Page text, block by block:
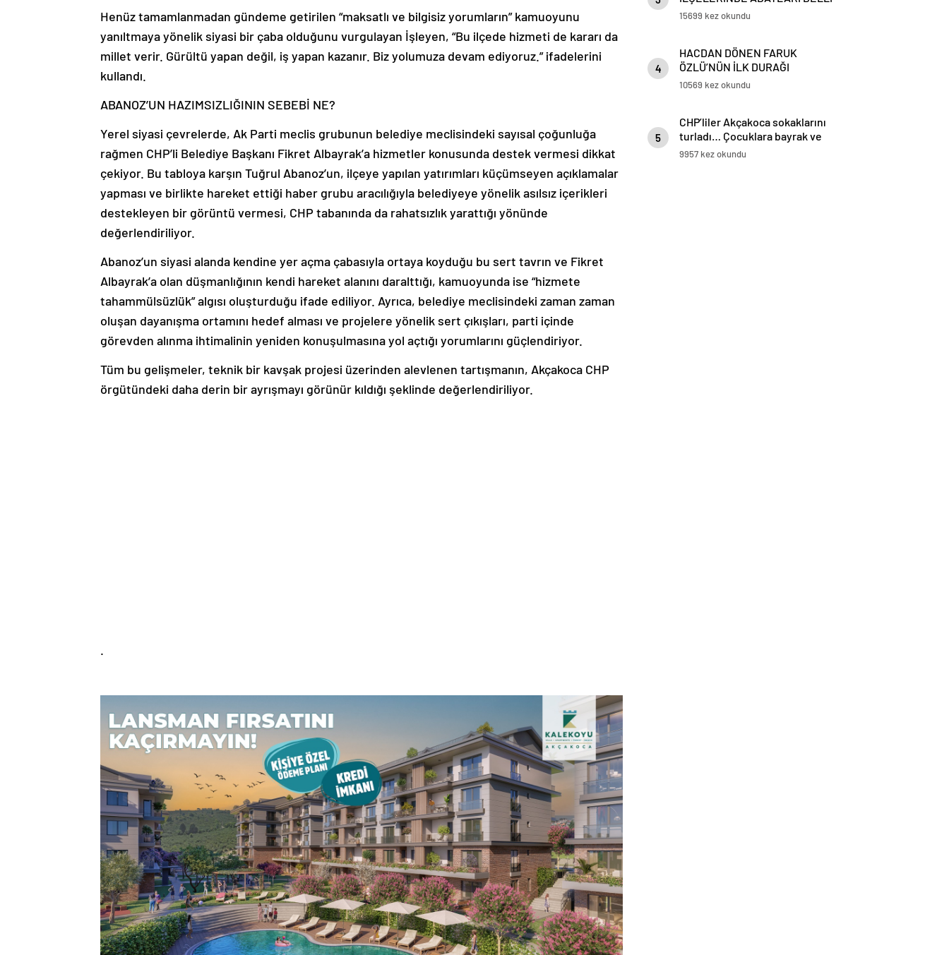
Henüz tamamlanmadan gündeme getirilen “maksatlı ve bilgisiz yorumların” kamuoyunu
yanıltmaya yönelik siyasi bir çaba olduğunu vurgulayan İşleyen, “Bu ilçede hizmeti de kararı da
millet verir. Gürültü yapan değil, iş yapan kazanır. Biz yolumuza devam ediyoruz.” ifadelerini
kullandı.
ABANOZ’UN HAZIMSIZLIĞININ SEBEBİ NE?
Yerel siyasi çevrelerde, Ak Parti meclis grubunun belediye meclisindeki sayısal çoğunluğa
rağmen CHP’li Belediye Başkanı Fikret Albayrak’a hizmetler konusunda destek vermesi dikkat
çekiyor. Bu tabloya karşın Tuğrul Abanoz’un, ilçeye yapılan yatırımları küçümseyen açıklamalar
yapması ve birlikte hareket ettiği haber grubu aracılığıyla belediyeye yönelik asılsız içerikleri
destekleyen bir görüntü vermesi, CHP tabanında da rahatsızlık yarattığı yönünde
değerlendiriliyor.
Abanoz’un siyasi alanda kendine yer açma çabasıyla ortaya koyduğu bu sert tavrın ve Fikret
Albayrak’a olan düşmanlığının kendi hareket alanını daralttığı, kamuoyunda ise “hizmete
tahammülsüzlük” algısı oluşturduğu ifade ediliyor. Ayrıca, belediye meclisindeki zaman zaman
oluşan dayanışma ortamını hedef alması ve projelere yönelik sert çıkışları, parti içinde
görevden alınma ihtimalinin yeniden konuşulmasına yol açtığı yorumlarını güçlendiriyor.
Tüm bu gelişmeler, teknik bir kavşak projesi üzerinden alevlenen tartışmanın, Akçakoca CHP
örgütündeki daha derin bir ayrışmayı görünür kıldığı şeklinde değerlendiriliyor.
.
OLDU
15699 kez okundu
4
HACDAN DÖNEN FARUK
ÖZLÜ’NÜN İLK DURAĞI
AKÇAKOCA OLDU
10569 kez okundu
5
CHP’liler Akçakoca sokaklarını
turladı… Çocuklara bayrak ve
balon dağıttı
9957 kez okundu